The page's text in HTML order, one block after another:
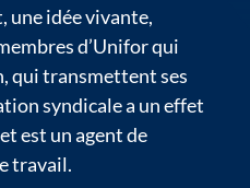
une idée vivante,
d’Unifor qui
qui transmettent ses
syndicale a un effet
est un agent de
travail.